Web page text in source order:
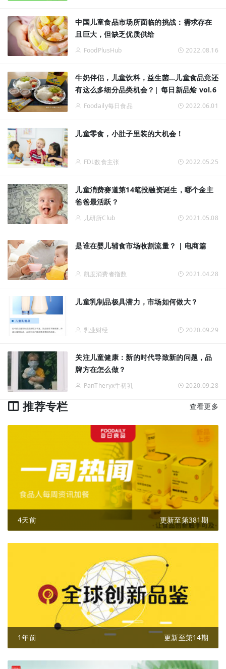
中国儿童食品市场所面临的挑战：需求存在
且巨大，但缺乏优质供给
FoodPlusHub 2022.08.16
牛奶伴侣，儿童饮料，益生菌…儿童食品竟还
有这么多细分品类机会？| 每日新品烩 vol.6
Foodaily每日食品 2022.06.01
儿童零食，小肚子里装的大机会！
FDL数食主张 2022.05.25
儿童消费赛道第14笔投融资诞生，哪个金主
爸爸最活跃？
儿研所Club 2021.05.08
是谁在婴儿辅食市场收割流量？ | 电商篇
凯度消费者指数 2021.04.28
儿童乳制品极具潜力，市场如何做大？
乳业财经 2020.09.29
关注儿童健康：新的时代导致新的问题，品
牌方在怎么做？
PanTheryx牛初乳 2020.09.28
推荐专栏 查看更多
4天前 更新至第381期
1年前 更新至第14期